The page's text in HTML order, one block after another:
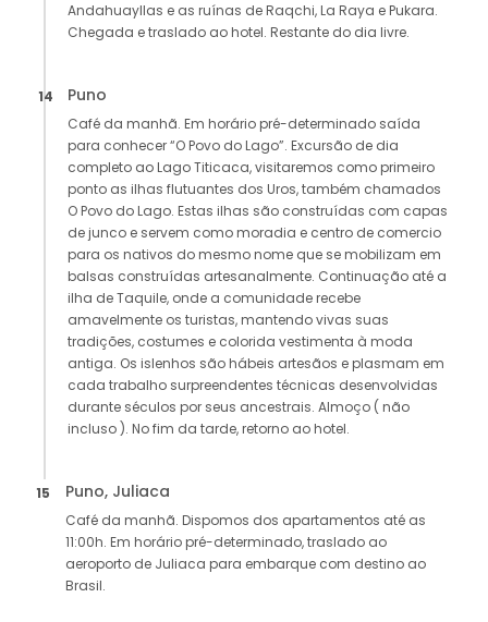
Andahuayllas e as ruínas de Raqchi, La Raya e Pukara.
Chegada e traslado ao hotel. Restante do dia livre.
14 Puno
Café da manhã. Em horário pré-determinado saída
para conhecer “O Povo do Lago”. Excursão de dia
completo ao Lago Titicaca, visitaremos como primeiro
ponto as ilhas flutuantes dos Uros, também chamados
O Povo do Lago. Estas ilhas são construídas com capas
de junco e servem como moradia e centro de comercio
para os nativos do mesmo nome que se mobilizam em
balsas construídas artesanalmente. Continuação até a
ilha de Taquile, onde a comunidade recebe
amavelmente os turistas, mantendo vivas suas
tradições, costumes e colorida vestimenta à moda
antiga. Os islenhos são hábeis artesãos e plasmam em
cada trabalho surpreendentes técnicas desenvolvidas
durante séculos por seus ancestrais. Almoço ( não
incluso ). No fim da tarde, retorno ao hotel.
15 Puno, Juliaca
Café da manhã. Dispomos dos apartamentos até as
11:00h. Em horário pré-determinado, traslado ao
aeroporto de Juliaca para embarque com destino ao
Brasil.